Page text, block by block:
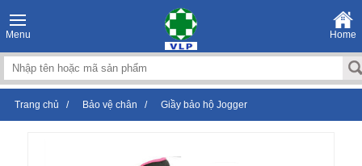
Menu Home
Trang chủ / Bảo vệ chân / Giầy bảo hộ Jogger